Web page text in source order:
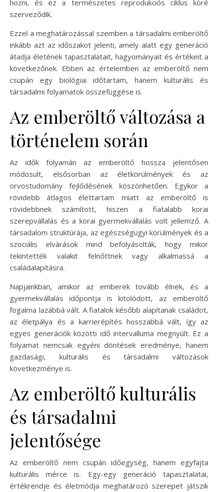
hozni, és ez a természetes reprodukciós ciklus köré
szerveződik.
Ezzel a meghatározással szemben a társadalmi emberöltő
inkább azt az időszakot jelenti, amely alatt egy generáció
átadja életének tapasztalatait, hagyományait és értékeit a
következőnek. Ebben az értelemben az emberöltő nem
csupán egy biológiai időtartam, hanem kulturális és
társadalmi folyamatok összefüggése is.
Az emberöltő változása a
történelem során
Az idők folyamán az emberöltő hossza jelentősen
módosult, elsősorban az életkörülmények és az
orvostudomány fejlődésének köszönhetően. Egykor a
rövidebb átlagos élettartam miatt az emberöltő is
rövidebbnek számított, hiszen a fiatalabb korai
szerepvállalás és a korai gyermekvállalás volt jellemző. A
társadalom struktúrája, az egészségügyi körülmények és a
szociális elvárások mind befolyásolták, hogy mikor
tekintették valakit felnőttnek vagy alkalmassá a
családalapításra.
Napjainkban, amikor az emberek tovább élnek, és a
gyermekvállalás időpontja is kitolódott, az emberöltő
fogalma lazábbá vált. A fiatalok később alapítanak családot,
az életpálya és a karrierépítés hosszabbá vált, így az
egyes generációk közötti idő intervalluma megnyúlt. Ez a
folyamat nemcsak egyéni döntések eredménye, hanem
gazdasági, kulturális és társadalmi változások
következménye is.
Az emberöltő kulturális
és társadalmi
jelentősége
Az emberöltő nem csupán időegység, hanem egyfajta
kulturális mérce is. Egy-egy generáció tapasztalatai,
értékrendje és életmódja meghatározó szerepet játszik